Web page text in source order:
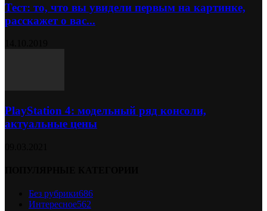
Тест: то, что вы увидели первым на картинке,
расскажет о вас...
PlayStation 4: модельный ряд консоли,
актуальные цены
Без рубрики686
Интересное562